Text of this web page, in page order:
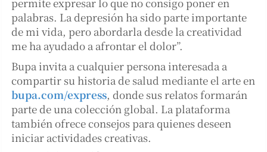
palabras. La depresión ha sido parte importante
de mi vida, pero abordarla desde la creatividad
me ha ayudado a afrontar el dolor”.
Bupa invita a cualquier persona interesada a
compartir su historia de salud mediante el arte en
bupa.com/express, donde sus relatos formarán
parte de una colección global. La plataforma
también ofrece consejos para quienes deseen
iniciar actividades creativas.